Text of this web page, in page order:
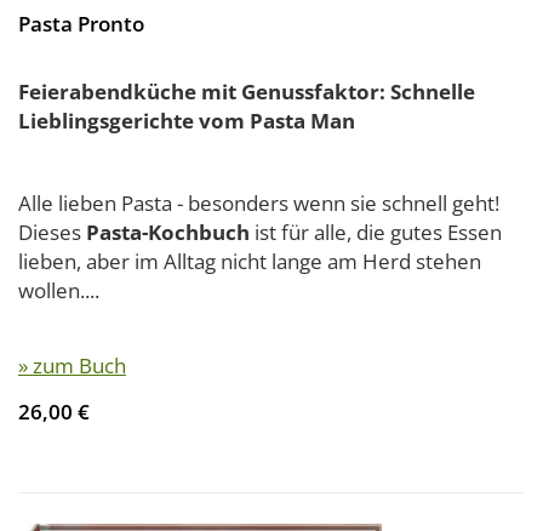
Pasta Pronto
Feierabendküche mit Genussfaktor: Schnelle
Lieblingsgerichte vom Pasta Man
Alle lieben Pasta - besonders wenn sie schnell geht!
Dieses Pasta-Kochbuch ist für alle, die gutes Essen
lieben, aber im Alltag nicht lange am Herd stehen
wollen....
» zum Buch
26,00 €